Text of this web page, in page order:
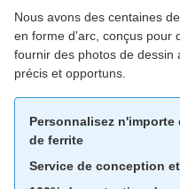
Nous avons des centaines
en forme d'arc, conçus pour
fournir des photos de dessin
précis et opportuns.
Personnalisez
de ferrite
Service de conception